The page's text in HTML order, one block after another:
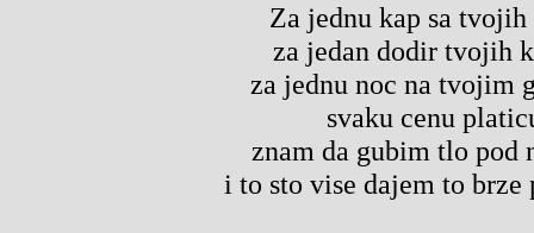
Za jednu kap sa tvojih
za jedan dodir tvojih
za jednu noc na tvojim
svaku cenu
znam da gubim tlo pod
i to sto vise dajem to brze